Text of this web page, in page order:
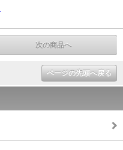
次の商品へ
ページの先頭へ戻る